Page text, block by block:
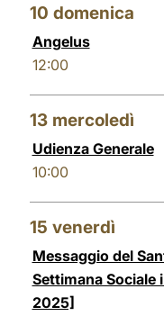
10 domenica
Angelus
12:00
13 mercoledì
Udienza Generale
10:00
15 venerdì
Messaggio del
Settimana Sociale
2025]